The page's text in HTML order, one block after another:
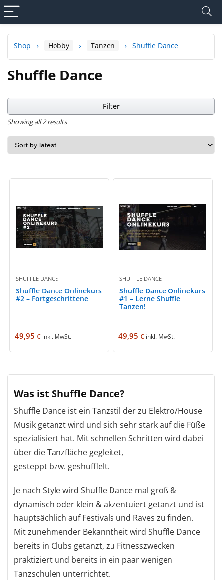
Shop Hobby Tanzen Shuffle Dance
Shuffle Dance
Filter
Showing all 2 results
SHUFFLE DANCE
Shuffle Dance Onlinekurs
#2 – Fortgeschrittene
49,95€ inkl. MwSt.
SHUFFLE DANCE
Shuffle Dance Onlinekurs
#1 – Lerne Shuffle
Tanzen!
49,95€ inkl. MwSt.
Was ist Shuffle Dance?
Shuffle Dance ist ein Tanzstil der zu Elektro/House
Musik getanzt wird und sich sehr stark auf die Füße
spezialisiert hat. Mit schnellen Schritten wird dabei
über die Tanzfläche gegleitet,
gesteppt bzw. geshufflelt.
Je nach Style wird Shuffle Dance mal groß &
dynamisch oder klein & akzentuiert getanzt und ist
hauptsächlich auf Festivals und Raves zu finden.
Mit zunehmender Bekanntheit wird Shuffle Dance
bereits in Clubs getanzt, zu Fitnesszwecken
praktiziert und bereits in ein paar wenigen
Tanzschulen unterrichtet.